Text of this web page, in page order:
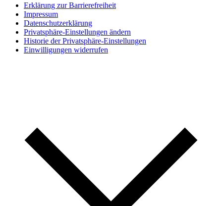
Erklärung zur Barrierefreiheit
Impressum
Datenschutzerklärung
Privatsphäre-Einstellungen ändern
Historie der Privatsphäre-Einstellungen
Einwilligungen widerrufen